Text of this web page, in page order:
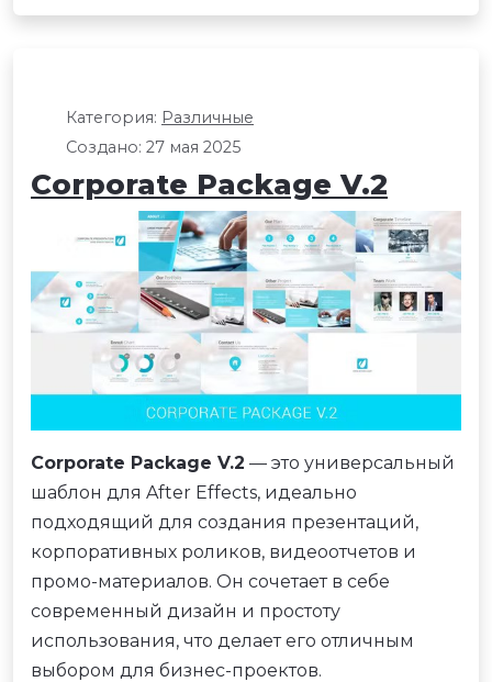
Категория: Различные
Создано: 27 мая 2025
Corporate Package V.2
Corporate Package V.2 — это универсальный
шаблон для After Effects, идеально
подходящий для создания презентаций,
корпоративных роликов, видеоотчетов и
промо-материалов. Он сочетает в себе
современный дизайн и простоту
использования, что делает его отличным
выбором для бизнес-проектов.